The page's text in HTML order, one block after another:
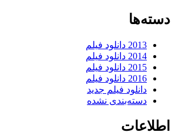
دسته‌ها
2013 دانلود فیلم
2014 دانلود فیلم
2015 دانلود فیلم
2016 دانلود فیلم
دانلود فیلم جدید
دسته‌بندی نشده
اطلاعات